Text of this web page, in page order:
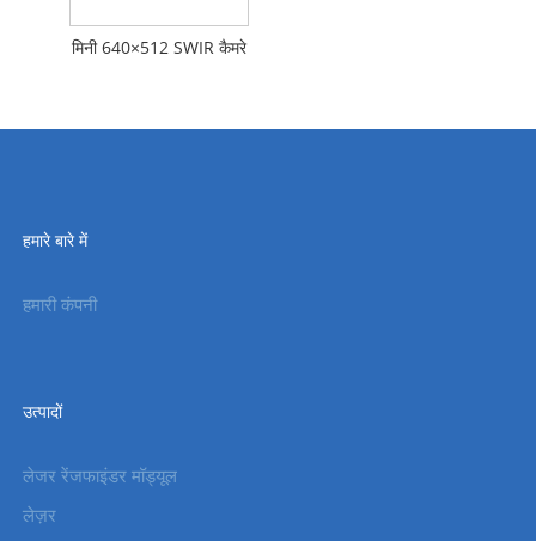
मिनी 640×512 SWIR कैमरे
हमारे बारे में
हमारी कंपनी
उत्पादों
लेजर रेंजफाइंडर मॉड्यूल
लेज़र